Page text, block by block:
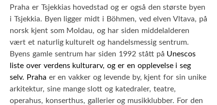
Praha er Tsjekkias hovedstad og er også den største byen
i Tsjekkia. Byen ligger midt i Böhmen, ved elven Vltava, på
norsk kjent som Moldau, og har siden middelalderen
vært et naturlig kulturelt og handelsmessig sentrum.
Byens gamle sentrum har siden 1992 stått på Unescos
liste over verdens kulturarv, og er en opplevelse i seg
selv. Praha er en vakker og levende by, kjent for sin unike
arkitektur, sine mange slott og katedraler, teatre,
operahus, konserthus, gallerier og musikklubber. For den